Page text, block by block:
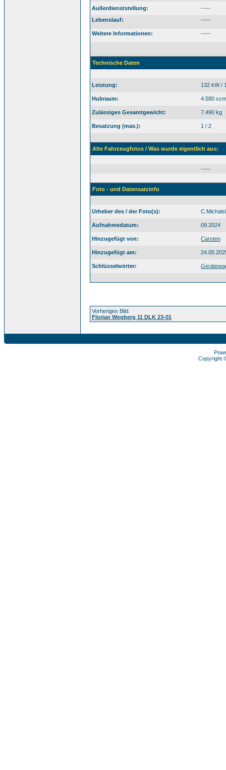
Außerdienststellung:
-----
Lebenslauf:
-----
Weitere Informationen: -----
Technische Daten
Leistung: 132 kW /
Hubraum: 4.580 ccm
Zulässiges Gesamtgewicht: 7.490 kg
Besatzung (max.): 1 / 2
Alte Fahrzeugfotos / Was wurde eigentlich aus:
-----
Foto - und Datensatzinfo
Urheber des / der Foto(s):
Aufnahmedatum: 09.2024
Hinzugefügt von: Carsten
Hinzugefügt am:
Schlüsselwörter:
Vorheriges Bild:
Florian Wegberg 11 DLK 23-01
Copyright